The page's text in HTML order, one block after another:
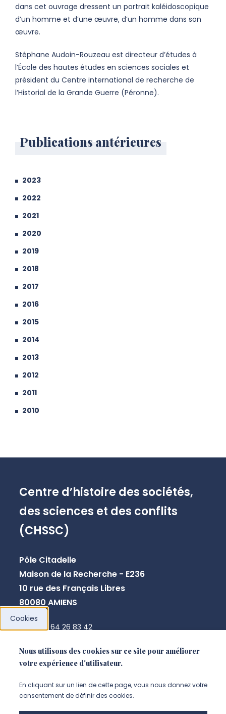
dans cet ouvrage dressent un portrait kaléidoscopique
d’un homme et d’une œuvre, d’un homme dans son
œuvre.
Stéphane Audoin-Rouzeau est directeur d’études à
l’École des hautes études en sciences sociales et
président du Centre international de recherche de
l’Historial de la Grande Guerre (Péronne).
Publications antérieures
2023
2022
2021
2020
2019
2018
2017
2016
2015
2014
2013
2012
2011
2010
Centre d’histoire des sociétés,
des sciences et des conflits
(CHSSC)
Pôle Citadelle
Maison de la Recherche - E236
10 rue des Français Libres
80080 AMIENS
+33 3 64 26 83 42
Cookies
Nous utilisons des cookies sur ce site pour améliorer
votre expérience d'utilisateur.
En cliquant sur un lien de cette page, vous nous donnez votre
consentement de définir des cookies.